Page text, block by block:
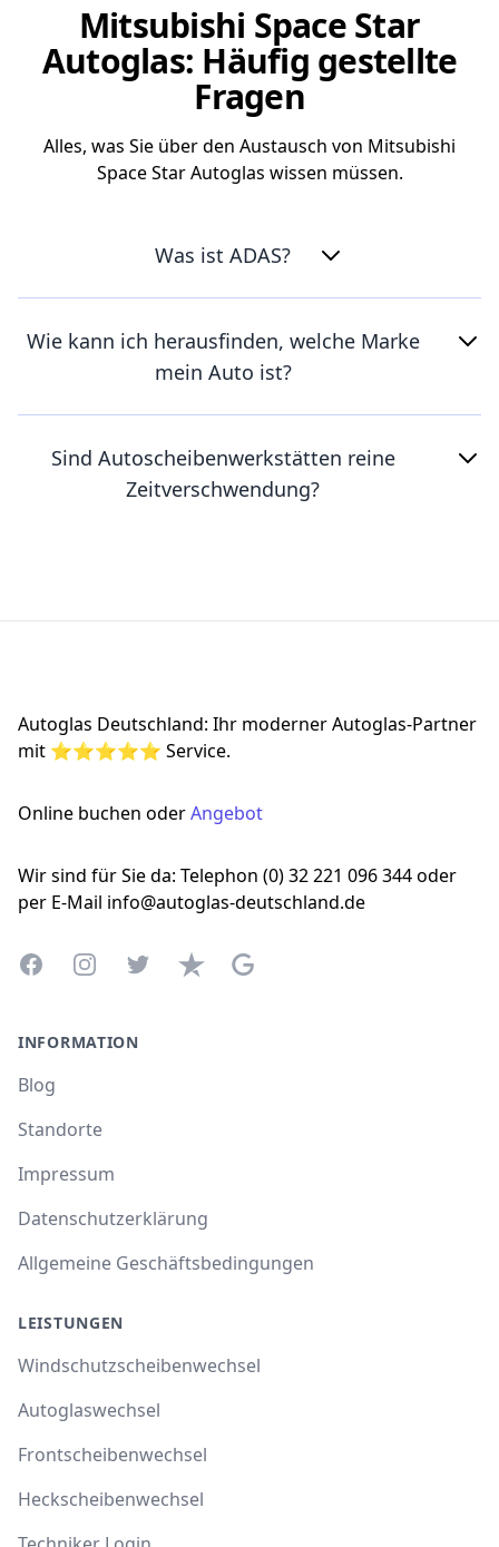
Mitsubishi Space Star
Autoglas: Häufig gestellte
Fragen
Alles, was Sie über den Austausch von Mitsubishi
Space Star Autoglas wissen müssen.
Was ist ADAS?
Wie kann ich herausfinden, welche Marke
mein Auto ist?
Sind Autoscheibenwerkstätten reine
Zeitverschwendung?
Autoglas Deutschland: Ihr moderner Autoglas-Partner
mit ⭐⭐⭐⭐⭐ Service.
Online buchen oderAngebot
Wir sind für Sie da: Telephon (0) 32 221 096 344 oder
per E-Mail info@autoglas-deutschland.de
FacebookInstagramTwitterTrustpilotGoogle Business Profile
INFORMATION
Blog
Standorte
Impressum
Datenschutzerklärung
Allgemeine Geschäftsbedingungen
LEISTUNGEN
Windschutzscheibenwechsel
Autoglaswechsel
Frontscheibenwechsel
Heckscheibenwechsel